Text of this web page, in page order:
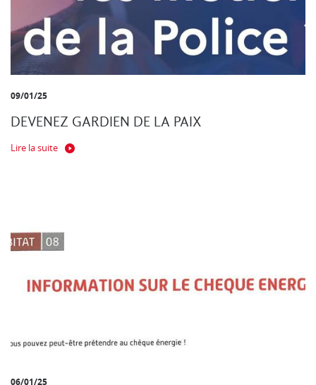
09/01/25
DEVENEZ GARDIEN DE LA PAIX
Lire la suite
06/01/25